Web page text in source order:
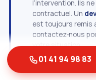
l’intervention. Ils
contractuel. Un
est toujours remis
contactez‑nous
votre situation.
01 41 94 98 83